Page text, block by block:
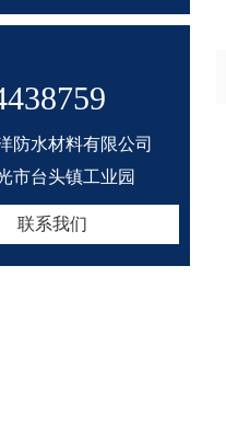
防水材料有限公司
市台头镇工业园
联系我们